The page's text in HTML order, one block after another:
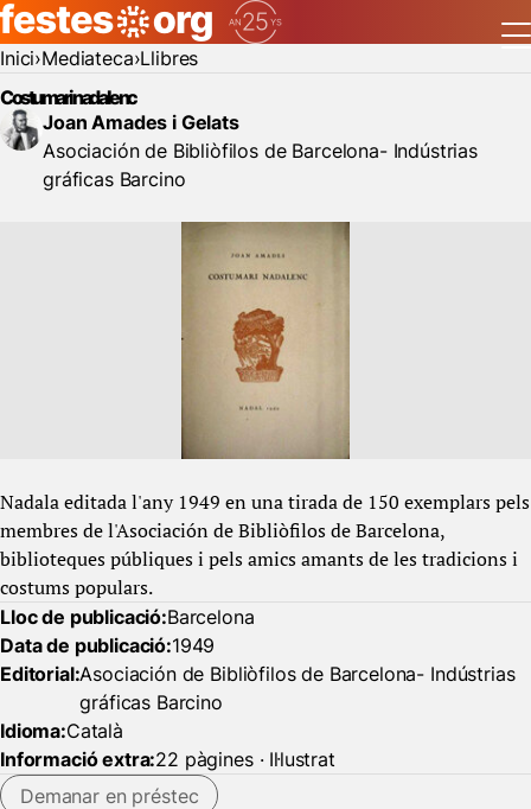
Inici Mediateca Llibres
Costumari nadalenc
Joan Amades i Gelats
Asociación de Bibliòfilos de Barcelona- Indústrias
gráficas Barcino
Nadala editada l'any 1949 en una tirada de 150 exemplars pels
membres de l'Asociación de Bibliòfilos de Barcelona,
biblioteques públiques i pels amics amants de les tradicions i
costums populars.
Lloc de publicació:Barcelona
Data de publicació:1949
Editorial:Asociación de Bibliòfilos de Barcelona- Indústrias
gráficas Barcino
Idioma:Català
Informació extra:22 pàgines · Il·lustrat
Demanar en préstec